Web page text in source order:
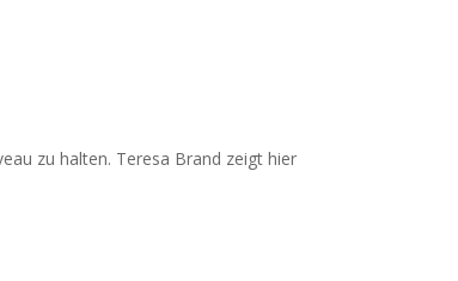
zu halten. Teresa Brand zeigt hier